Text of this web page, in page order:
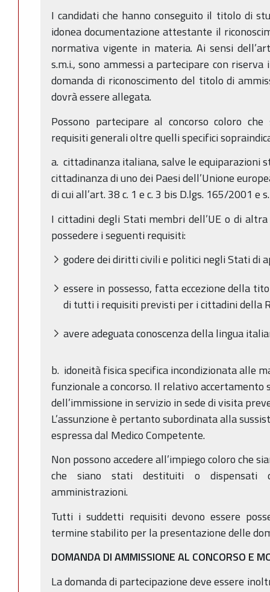
I candidati che hanno conseguito il titolo di
idonea documentazione attestante il
normativa vigente in materia. Ai sensi
s.m.i., sono ammessi a partecipare con
domanda di riconoscimento del titolo di
dovrà essere allegata.
Possono partecipare al concorso coloro
requisiti generali oltre quelli specifici
a. cittadinanza italiana, salve le equiparazioni
cittadinanza di uno dei Paesi dell’Unione
di cui all’art. 38 c. 1 e c. 3 bis D.lgs. 165/2001 e
I cittadini degli Stati membri dell’UE o di
possedere i seguenti requisiti:
godere dei diritti civili e politici negli Stati di
essere in possesso, fatta eccezione della
di tutti i requisiti previsti per i cittadini della
avere adeguata conoscenza della lingua
b. idoneità fisica specifica incondizionata alle
funzionale a concorso. Il relativo
dell’immissione in servizio in sede di visita
L’assunzione è pertanto subordinata alla
espressa dal Medico Competente.
Non possono accedere all’impiego coloro che
che siano stati destituiti o dispensati
amministrazioni.
Tutti i suddetti requisiti devono essere
termine stabilito per la presentazione delle
DOMANDA DI AMMISSIONE AL CONCORSO E
La domanda di partecipazione deve essere